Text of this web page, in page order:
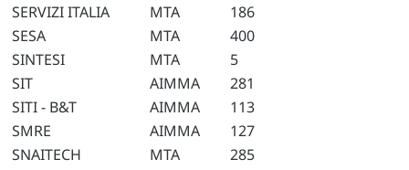
SERVIZI ITALIA
MTA
186
SESA
MTA
400
SINTESI
MTA
5
SIT
AIMMA
281
SITI - B&T
AIMMA
113
SMRE
AIMMA
127
SNAITECH
MTA
285